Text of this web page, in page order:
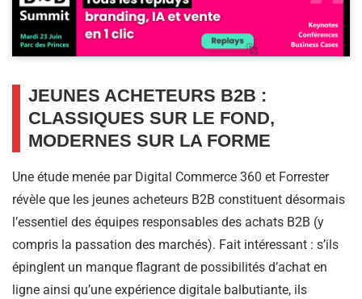
JEUNES ACHETEURS B2B :
CLASSIQUES SUR LE FOND,
MODERNES SUR LA FORME
Une étude menée par Digital Commerce 360 et Forrester
révèle que les jeunes acheteurs B2B constituent désormais
l’essentiel des équipes responsables des achats B2B (y
compris la passation des marchés). Fait intéressant : s’ils
épinglent un manque flagrant de possibilités d’achat en
ligne ainsi qu’une expérience digitale balbutiante, ils